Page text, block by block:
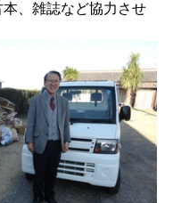
本、雑誌など協力させ